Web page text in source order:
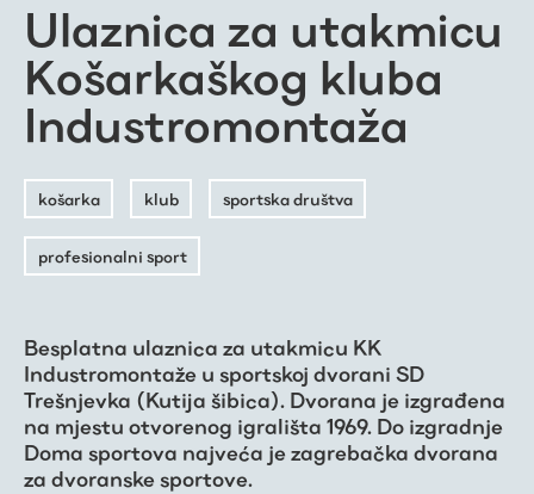
Ulaznica za utakmicu
Košarkaškog kluba
Industromontaža
košarka klub sportska društva
profesionalni sport
Besplatna ulaznica za utakmicu KK
Industromontaže u sportskoj dvorani SD
Trešnjevka (Kutija šibica). Dvorana je izgrađena
na mjestu otvorenog igrališta 1969. Do izgradnje
Doma sportova najveća je zagrebačka dvorana
za dvoranske sportove.